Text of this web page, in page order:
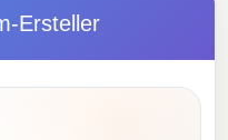
Ersteller